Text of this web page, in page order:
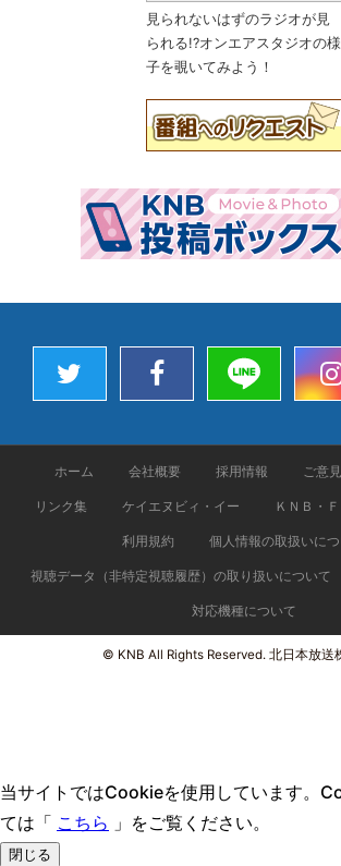
見られないはずのラジオが見
られる!?オンエアスタジオの様
子を覗いてみよう！
ホーム 会社概要 採用情報 ご意
リンク集 ケイエヌビィ・イー ＫＮＢ・Ｆ
利用規約 個人情報の取扱いに
視聴データ（非特定視聴履歴）の取り扱いについて
対応機種について
© KNB All Rights Reserved. 北日本放送